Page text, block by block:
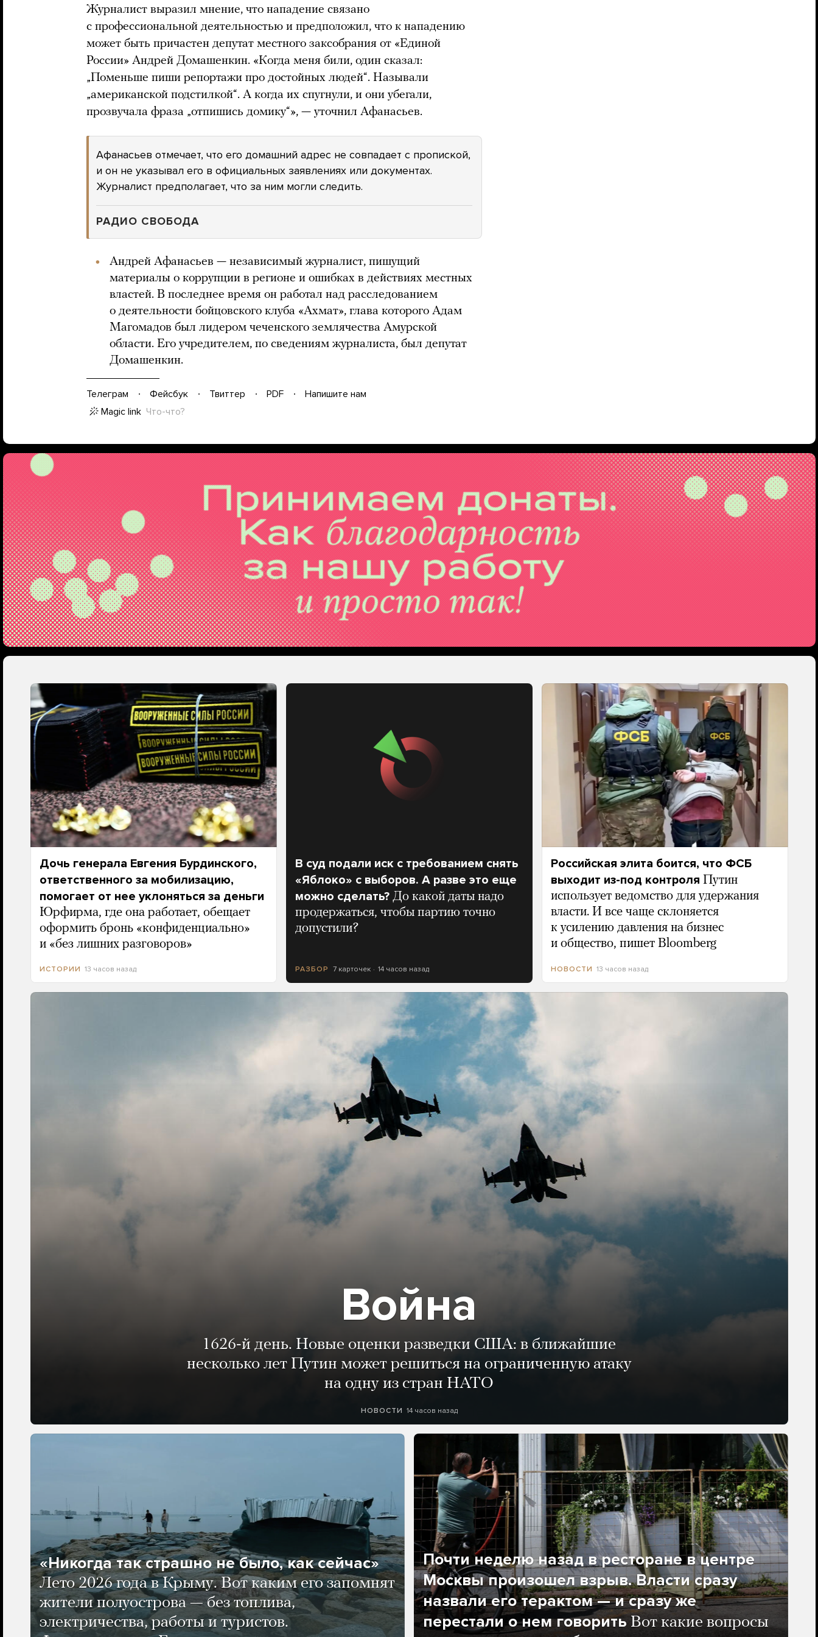
Журналист выразил мнение, что нападение связано
с профессиональной деятельностью и предположил, что к нападению
может быть причастен депутат местного заксобрания от «Единой
России» Андрей Домашенкин. «Когда меня били, один сказал:
„Поменьше пиши репортажи про достойных людей“. Называли
„американской подстилкой“. А когда их спугнули, и они убегали,
прозвучала фраза „отпишись домику“», — уточнил Афанасьев.
Афанасьев отмечает, что его домашний адрес не совпадает с пропиской,
и он не указывал его в официальных заявлениях или документах.
Журналист предполагает, что за ним могли следить.
РАДИО СВОБОДА
Андрей Афанасьев — независимый журналист, пишущий
материалы о коррупции в регионе и ошибках в действиях местных
властей. В последнее время он работал над расследованием
о деятельности бойцовского клуба «Ахмат», глава которого Адам
Магомадов был лидером чеченского землячества Амурской
области. Его учредителем, по сведениям журналиста, был депутат
Домашенкин.
Телеграм Фейсбук Твиттер PDF
Напишите нам
Magic link Что-что?
Дочь генерала Евгения Бурдинского,
ответственного за мобилизацию,
помогает от нее уклоняться за деньги
Юрфирма, где она работает, обещает
оформить бронь «конфиденциально»
и «без лишних разговоров»
ИСТОРИИ 13 часов назад
В суд подали иск с требованием снять
«Яблоко» с выборов. А разве это еще
можно сделать? До какой даты надо
продержаться, чтобы партию точно
допустили?
РАЗБОР 7 карточек 14 часов назад
Российская элита боится, что ФСБ
выходит из-под контроля Путин
использует ведомство для удержания
власти. И все чаще склоняется
к усилению давления на бизнес
и общество, пишет Bloomberg
НОВОСТИ 13 часов назад
Война
1626-й день. Новые оценки разведки США: в ближайшие
несколько лет Путин может решиться на ограниченную атаку
на одну из стран НАТО
НОВОСТИ 14 часов назад
«Никогда так страшно не было, как сейчас»
Лето 2026 года в Крыму. Вот каким его запомнят
жители полуострова — без топлива,
электричества, работы и туристов.
Почти неделю назад в ресторане в центре
Москвы произошел взрыв. Власти сразу
назвали его терактом — и сразу же
перестали о нем говорить Вот какие вопросы